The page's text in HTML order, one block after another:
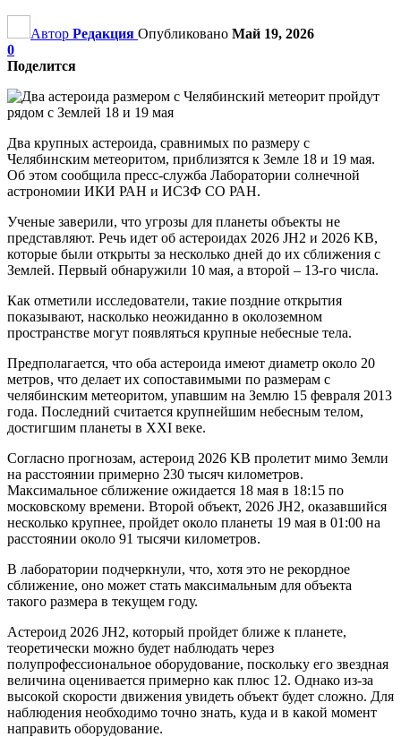
Автор Редакция Опубликовано Май 19, 2026
0
Поделится
Два крупных астероида, сравнимых по размеру с
Челябинским метеоритом, приблизятся к Земле 18 и 19 мая.
Об этом сообщила пресс-служба Лаборатории солнечной
астрономии ИКИ РАН и ИСЗФ СО РАН.
Ученые заверили, что угрозы для планеты объекты не
представляют. Речь идет об астероидах 2026 JH2 и 2026 KB,
которые были открыты за несколько дней до их сближения с
Землей. Первый обнаружили 10 мая, а второй – 13-го числа.
Как отметили исследователи, такие поздние открытия
показывают, насколько неожиданно в околоземном
пространстве могут появляться крупные небесные тела.
Предполагается, что оба астероида имеют диаметр около 20
метров, что делает их сопоставимыми по размерам с
челябинским метеоритом, упавшим на Землю 15 февраля 2013
года. Последний считается крупнейшим небесным телом,
достигшим планеты в XXI веке.
Согласно прогнозам, астероид 2026 KB пролетит мимо Земли
на расстоянии примерно 230 тысяч километров.
Максимальное сближение ожидается 18 мая в 18:15 по
московскому времени. Второй объект, 2026 JH2, оказавшийся
несколько крупнее, пройдет около планеты 19 мая в 01:00 на
расстоянии около 91 тысячи километров.
В лаборатории подчеркнули, что, хотя это не рекордное
сближение, оно может стать максимальным для объекта
такого размера в текущем году.
Астероид 2026 JH2, который пройдет ближе к планете,
теоретически можно будет наблюдать через
полупрофессиональное оборудование, поскольку его звездная
величина оценивается примерно как плюс 12. Однако из-за
высокой скорости движения увидеть объект будет сложно. Для
наблюдения необходимо точно знать, куда и в какой момент
направить оборудование.